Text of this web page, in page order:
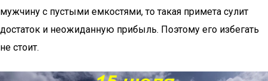
мужчину с пустыми емкостями, то такая примета сулит
достаток и неожиданную прибыль. Поэтому его избегать
не стоит.